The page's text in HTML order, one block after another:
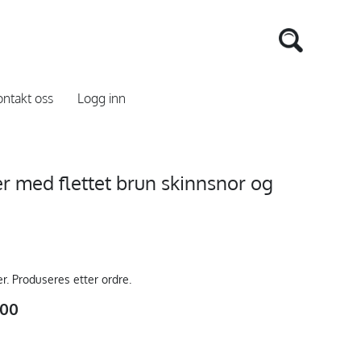
oss Logg inn
med flettet brun skinnsnor og
Produseres etter ordre.